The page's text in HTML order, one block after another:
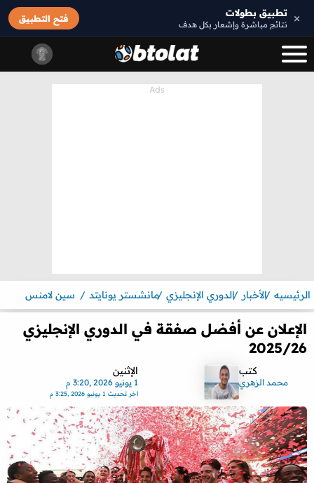
× تطبيق بطولات
نتائج مباشرة وإشعار بكل هدف
فتح التطبيق
الرئيسيه الأخبار الدوري الإنجليزي مانشستر يونايتد سين لامنس
الإعلان عن أفضل صفقة في الدوري الإنجليزي
2025/26
كتب
محمد الزهري
الإثنين
1 يونيو 2026 ,3:20 م
اخر تحديث 1 يونيو 2026 ,3:25 م